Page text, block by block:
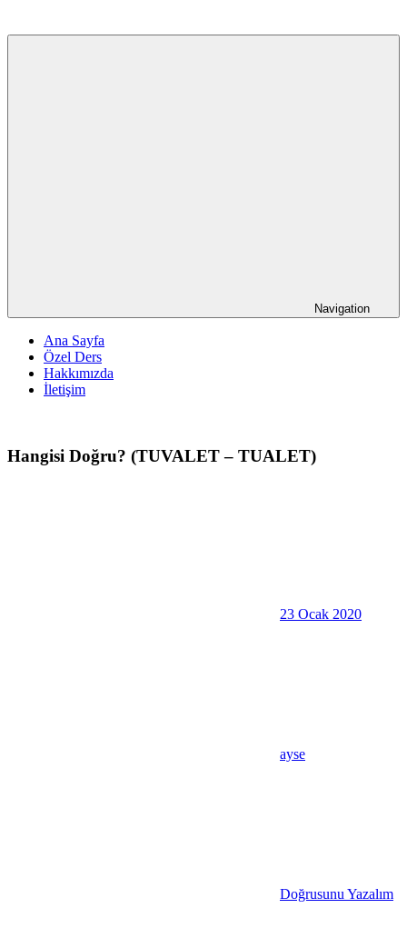
Navigation
Ana Sayfa
Özel Ders
Hakkımızda
İletişim
Hangisi Doğru? (TUVALET – TUALET)
23 Ocak 2020
ayse
Doğrusunu Yazalım